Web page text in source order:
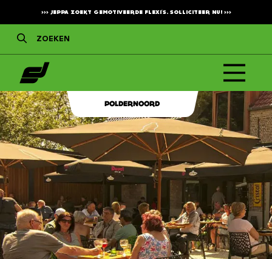
>>> JEPPA ZOEKT GEMOTIVEERDE FLEXI'S. SOLLICITEER NU!>>>
POLDERNOORD